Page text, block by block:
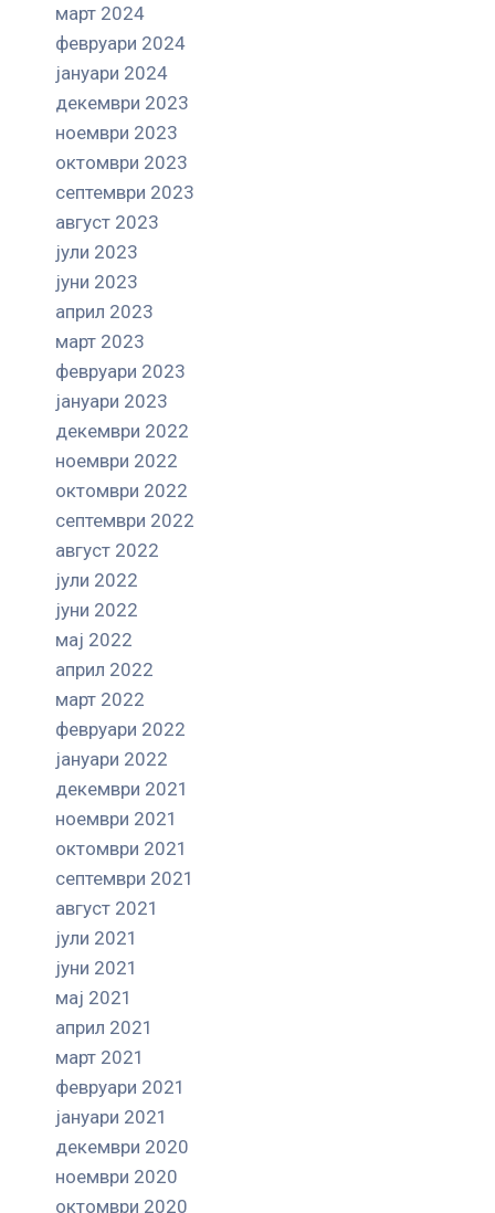
март 2024
февруари 2024
јануари 2024
декември 2023
ноември 2023
октомври 2023
септември 2023
август 2023
јули 2023
јуни 2023
април 2023
март 2023
февруари 2023
јануари 2023
декември 2022
ноември 2022
октомври 2022
септември 2022
август 2022
јули 2022
јуни 2022
мај 2022
април 2022
март 2022
февруари 2022
јануари 2022
декември 2021
ноември 2021
октомври 2021
септември 2021
август 2021
јули 2021
јуни 2021
мај 2021
април 2021
март 2021
февруари 2021
јануари 2021
декември 2020
ноември 2020
октомври 2020